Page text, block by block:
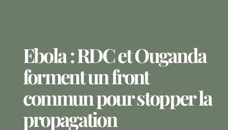
Ebola : RDC et Ouganda
forment un front
commun pour stopper la
propagation